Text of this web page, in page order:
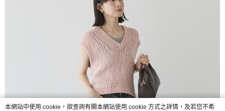
本網站中使用 cookie，欲查詢有關本網站使用 cookie 方式之詳情，及若您不希